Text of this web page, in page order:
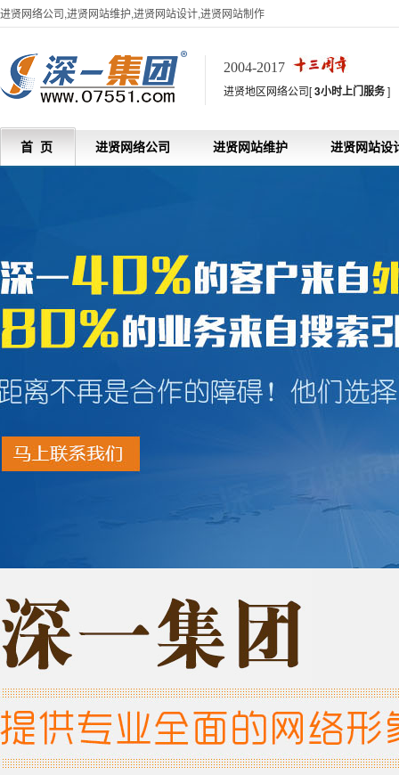
进贤网络公司,进贤网站维护,进贤网站设计,进贤网站制作
2004-2017
进贤地区网络公司[3小时上门服务]
首 页 进贤网络公司 进贤网站维护 进贤网站设